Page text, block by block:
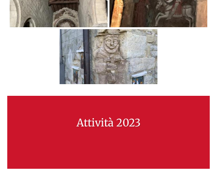
Attività 2023